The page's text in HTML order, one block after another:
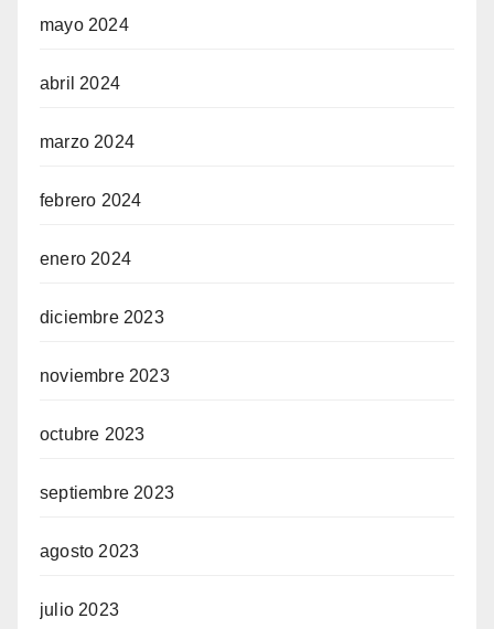
mayo 2024
abril 2024
marzo 2024
febrero 2024
enero 2024
diciembre 2023
noviembre 2023
octubre 2023
septiembre 2023
agosto 2023
julio 2023